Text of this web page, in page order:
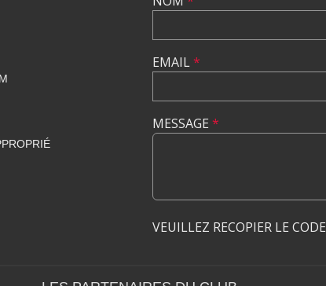
EMAIL*
MESSAGE *
VEUILLEZ RECOPIER LE CODE